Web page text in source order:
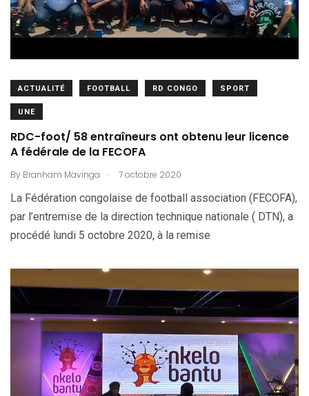
ACTUALITÉ FOOTBALL RD CONGO SPORT
UNE
RDC-foot/ 58 entraîneurs ont obtenu leur licence
A fédérale de la FECOFA
By Branham Mavinga . 7 octobre 2020
La Fédération congolaise de football association (FECOFA),
par l’entremise de la direction technique nationale ( DTN), a
procédé lundi 5 octobre 2020, à la remise